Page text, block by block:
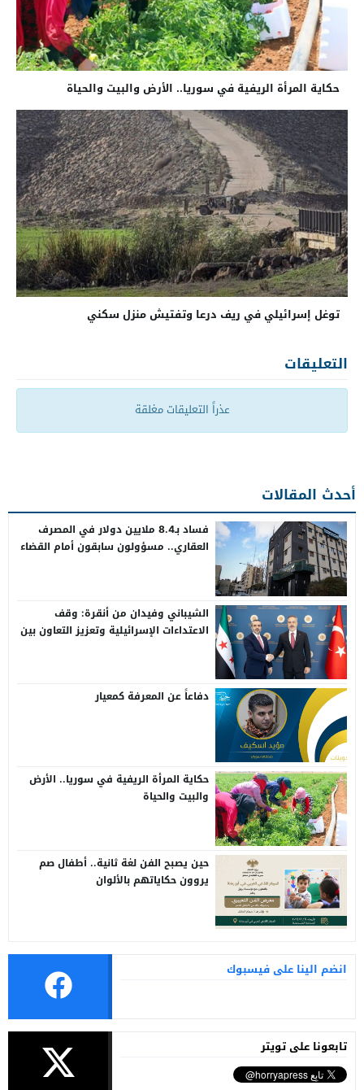
حكاية المرأة الريفية في سوريا.. الأرض والبيت والحياة
توغل إسرائيلي في ريف درعا وتفتيش منزل سكني
التعليقات
عذراً التعليقات مغلقة
أحدث المقالات
فساد بـ8.4 ملايين دولار في المصرف
العقاري.. مسؤولون سابقون أمام القضاء
الشيباني وفيدان من أنقرة: وقف
الاعتداءات الإسرائيلية وتعزيز التعاون بين
دفاعاً عن المعرفة كمعيار
حكاية المرأة الريفية في سوريا.. الأرض
والبيت والحياة
حين يصبح الفن لغة ثانية.. أطفال صم
يروون حكاياتهم بالألوان
انضم الينا على فيسبوك
تابعونا على تويتر